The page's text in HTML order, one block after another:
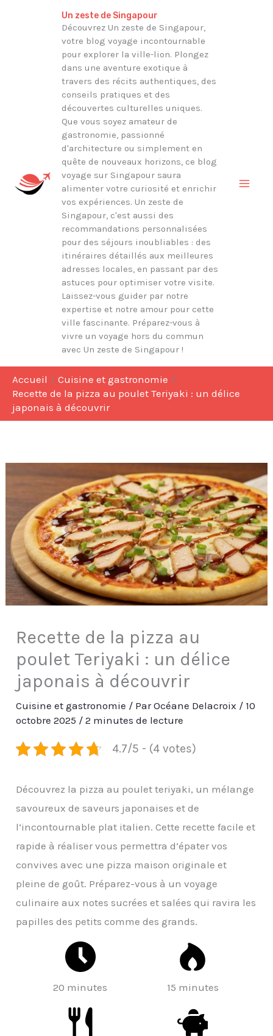
Un zeste de Singapour
Découvrez Un zeste de Singapour,
votre blog voyage incontournable
pour explorer la ville-lion. Plongez
dans une aventure exotique à
travers des récits authentiques, des
conseils pratiques et des
découvertes culturelles uniques.
Que vous soyez amateur de
gastronomie, passionné
d'architecture ou simplement en
quête de nouveaux horizons, ce blog
voyage sur Singapour saura
alimenter votre curiosité et enrichir
vos expériences. Un zeste de
Singapour, c'est aussi des
recommandations personnalisées
pour des séjours inoubliables : des
itinéraires détaillés aux meilleures
adresses locales, en passant par des
astuces pour optimiser votre visite.
Laissez-vous guider par notre
expertise et notre amour pour cette
ville fascinante. Préparez-vous à
vivre un voyage hors du commun
avec Un zeste de Singapour !
Accueil
Cuisine et gastronomie
Recette de la pizza au poulet Teriyaki : un délice
japonais à découvrir
Recette de la pizza au
poulet Teriyaki : un délice
japonais à découvrir
Cuisine et gastronomie / ParOcéane Delacroix / 10
octobre 2025 /2 minutes de lecture
4.7/5 - (4 votes)
Découvrez la pizza au poulet teriyaki, un mélange
savoureux de saveurs japonaises et de
l’incontournable plat italien. Cette recette facile et
rapide à réaliser vous permettra d’épater vos
convives avec une pizza maison originale et
pleine de goût. Préparez-vous à un voyage
culinaire aux notes sucrées et salées qui ravira les
papilles des petits comme des grands.
20 minutes 15 minutes
Rechercher